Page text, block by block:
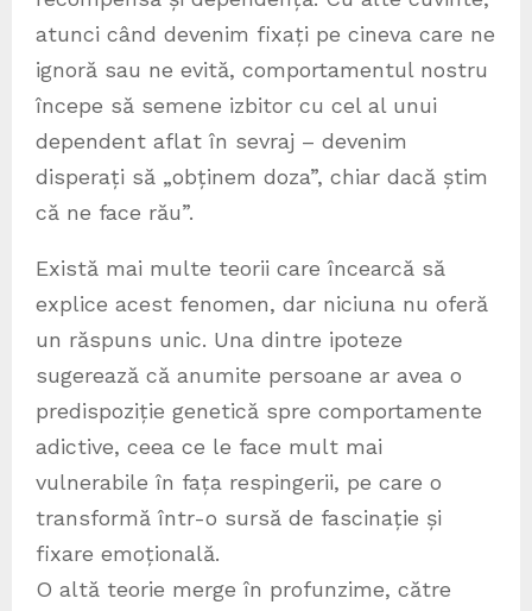
atunci când devenim fixați pe cineva care ne
ignoră sau ne evită, comportamentul nostru
începe să semene izbitor cu cel al unui
dependent aflat în sevraj – devenim
disperați să „obținem doza”, chiar dacă știm
că ne face rău”.
Există mai multe teorii care încearcă să
explice acest fenomen, dar niciuna nu oferă
un răspuns unic. Una dintre ipoteze
sugerează că anumite persoane ar avea o
predispoziție genetică spre comportamente
adictive, ceea ce le face mult mai
vulnerabile în fața respingerii, pe care o
transformă într-o sursă de fascinație și
fixare emoțională.
O altă teorie merge în profunzime, către